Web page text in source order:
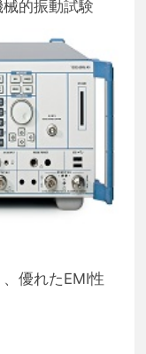
的振動試験
優れたEMI性